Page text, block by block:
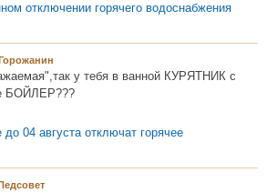
отключении горячего водоснабжения
у тебя в ванной КУРЯТНИК с
БОЙЛЕР???
04 августа отключат горячее